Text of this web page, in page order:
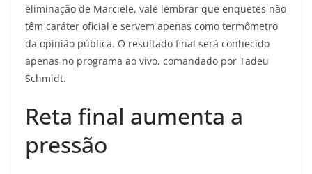
eliminação de Marciele, vale lembrar que enquetes não
têm caráter oficial e servem apenas como termômetro
da opinião pública. O resultado final será conhecido
apenas no programa ao vivo, comandado por Tadeu
Schmidt.
Reta final aumenta a
pressão